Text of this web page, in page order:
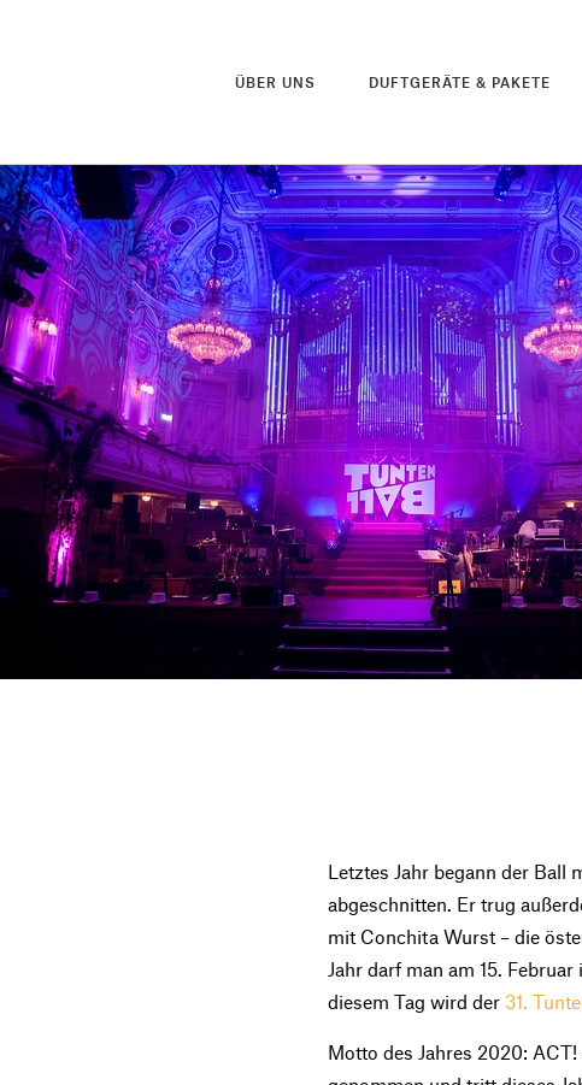
ÜBER UNS DUFTGERÄTE & PAKETE
Letztes Jahr begann der Ball
abgeschnitten. Er trug
mit Conchita Wurst – die
Jahr darf man am 15.
diesem Tag wird der 31.
Motto des Jahres 2020: